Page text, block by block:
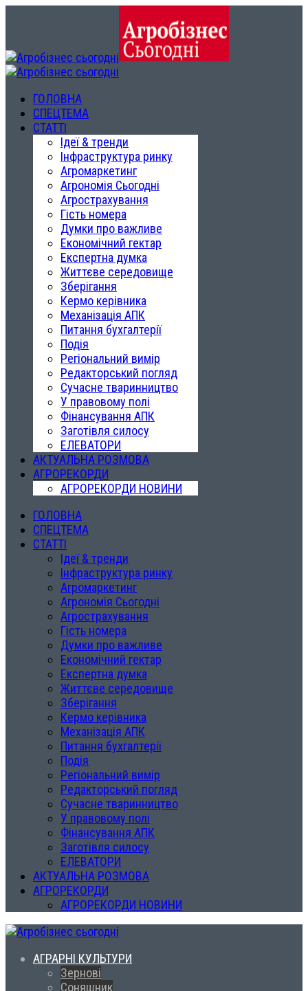
ГОЛОВНА
СПЕЦТЕМА
СТАТТІ
Ідеї & тренди
Інфраструктура ринку
Агромаркетинг
Агрономія Сьогодні
Агрострахування
Гість номера
Думки про важливе
Економічний гектар
Експертна думка
Життєве середовище
Зберігання
Кермо керівника
Механізація АПК
Питання бухгалтерії
Подія
Регіональний вимір
Редакторський погляд
Сучасне тваринництво
У правовому полі
Фінансування АПК
Заготівля силосу
ЕЛЕВАТОРИ
АКТУАЛЬНА РОЗМОВА
АГРОРЕКОРДИ
АГРОРЕКОРДИ НОВИНИ
ГОЛОВНА
СПЕЦТЕМА
СТАТТІ
Ідеї & тренди
Інфраструктура ринку
Агромаркетинг
Агрономія Сьогодні
Агрострахування
Гість номера
Думки про важливе
Економічний гектар
Експертна думка
Життєве середовище
Зберігання
Кермо керівника
Механізація АПК
Питання бухгалтерії
Подія
Регіональний вимір
Редакторський погляд
Сучасне тваринництво
У правовому полі
Фінансування АПК
Заготівля силосу
ЕЛЕВАТОРИ
АКТУАЛЬНА РОЗМОВА
АГРОРЕКОРДИ
АГРОРЕКОРДИ НОВИНИ
АГРАРНІ КУЛЬТУРИ
Зернові
Соняшник